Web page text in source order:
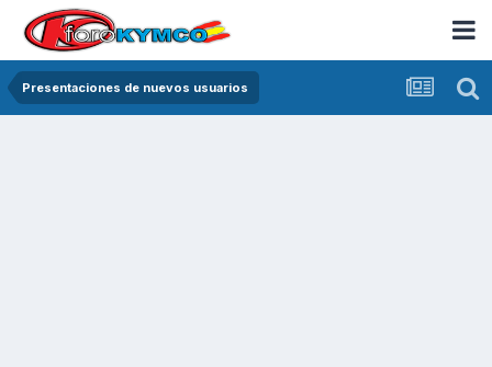
Presentaciones de nuevos usuarios